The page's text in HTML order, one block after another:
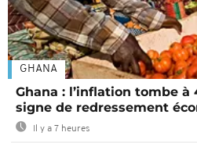
GHANA
Ghana : l’inflation tombe à
signe de redressement
Il y a 7 heures